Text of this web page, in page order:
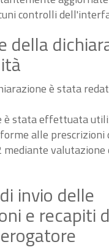
controlli
della
è stata
è stata effettuata
alle
mediante
invio delle
e recapiti